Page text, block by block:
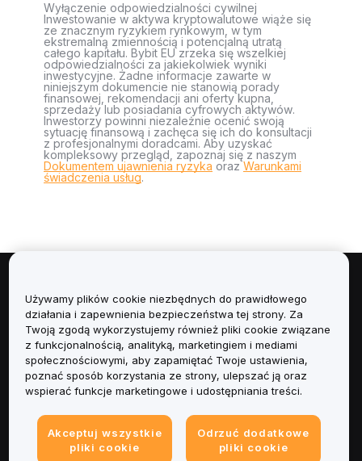
Wyłączenie odpowiedzialności cywilnej
Inwestowanie w aktywa kryptowalutowe wiąże się
ze znacznym ryzykiem rynkowym, w tym
ekstremalną zmiennością i potencjalną utratą
całego kapitału. Bybit EU zrzeka się wszelkiej
odpowiedzialności za jakiekolwiek wyniki
inwestycyjne. Żadne informacje zawarte w
niniejszym dokumencie nie stanowią porady
finansowej, rekomendacji ani oferty kupna,
sprzedaży lub posiadania cyfrowych aktywów.
Inwestorzy powinni niezależnie ocenić swoją
sytuację finansową i zachęca się ich do konsultacji
z profesjonalnymi doradcami. Aby uzyskać
kompleksowy przegląd, zapoznaj się z naszym
Dokumentem ujawnienia ryzyka orazWarunkami
świadczenia usług.
Informacje
Usługi
Obsługa Klienta
Informacje prawne
Używamy plików cookie niezbędnych do prawidłowego
działania i zapewnienia bezpieczeństwa tej strony. Za
Twoją zgodą wykorzystujemy również pliki cookie związane
z funkcjonalnością, analityką, marketingiem i mediami
społecznościowymi, aby zapamiętać Twoje ustawienia,
poznać sposób korzystania ze strony, ulepszać ją oraz
wspierać funkcje marketingowe i udostępniania treści.
Akceptuj wszystkie
pliki cookie
Odrzuć dodatkowe
pliki cookie